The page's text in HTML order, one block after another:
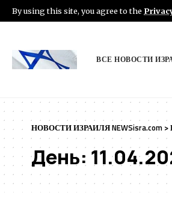
By using this site, you agree to the
ВСЕ НОВОСТИ
НОВОСТИ ИЗРАИЛЯ NEWSisra.com >
День: